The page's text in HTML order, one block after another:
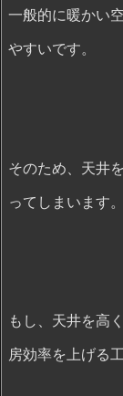
一般的に暖かい
やすいです。
そのため、天井
ってしまいます。
もし、天井を高
房効率を上げる